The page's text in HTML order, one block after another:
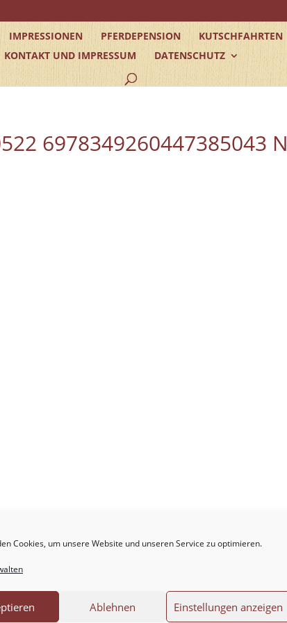
Cookies, um unsere Website und unseren Service zu optimieren.
Ablehnen Einstellungen anzeigen
IMPRESSIONEN PFERDEPENSION KUTSCHFAHRTEN
KONTAKT UND IMPRESSUM
DATENSCHUTZ
6978349260447385043 N
Felder sind mit*markiert